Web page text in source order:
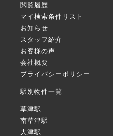
閲覧履歴
マイ検索条件リスト
お知らせ
スタッフ紹介
お客様の声
会社概要
プライバシーポリシー
駅別物件一覧
草津駅
南草津駅
大津駅